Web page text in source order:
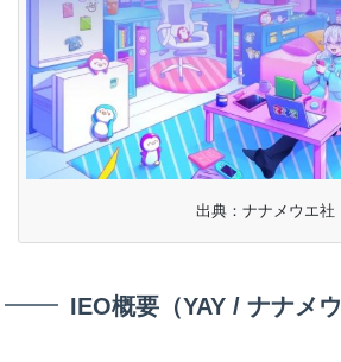
出典：ナナメウエ社
IEO概要（YAY / ナナメウ